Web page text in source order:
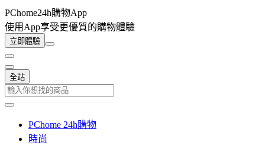
PChome24h購物App
使用App享受更優質的購物體驗
立即體驗
全站
PChome 24h購物
時尚